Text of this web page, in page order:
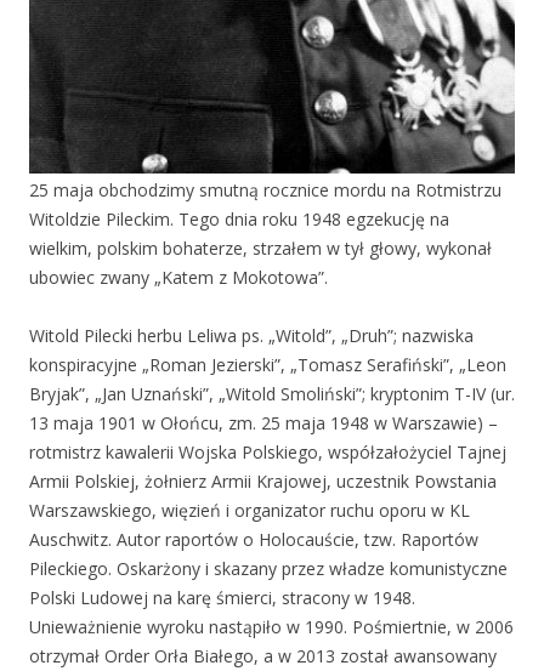
25 maja obchodzimy smutną rocznice mordu na Rotmistrzu
Witoldzie Pileckim. Tego dnia roku 1948 egzekucję na
wielkim, polskim bohaterze, strzałem w tył głowy, wykonał
ubowiec zwany „Katem z Mokotowa”.
Witold Pilecki herbu Leliwa ps. „Witold”, „Druh”; nazwiska
konspiracyjne „Roman Jezierski”, „Tomasz Serafiński”, „Leon
Bryjak”, „Jan Uznański”, „Witold Smoliński”; kryptonim T-IV (ur.
13 maja 1901 w Ołońcu, zm. 25 maja 1948 w Warszawie) –
rotmistrz kawalerii Wojska Polskiego, współzałożyciel Tajnej
Armii Polskiej, żołnierz Armii Krajowej, uczestnik Powstania
Warszawskiego, więzień i organizator ruchu oporu w KL
Auschwitz. Autor raportów o Holocauście, tzw. Raportów
Pileckiego. Oskarżony i skazany przez władze komunistyczne
Polski Ludowej na karę śmierci, stracony w 1948.
Unieważnienie wyroku nastąpiło w 1990. Pośmiertnie, w 2006
otrzymał Order Orła Białego, a w 2013 został awansowany